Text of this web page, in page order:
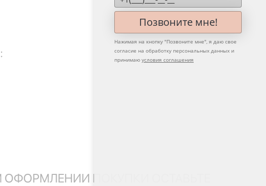
ПОКУПКИ ОСТАВЬТЕ
Позвоните мне!
Нажимая на кнопку "Позвоните мне", я даю свое
согласие на обработку персональных данных и
принимаю условия соглашения